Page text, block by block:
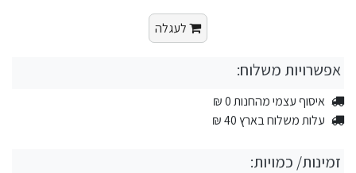
לעגלה
אפשרויות משלוח:
איסוף עצמי מהחנות 0 ₪
עלות משלוח בארץ 40 ₪
זמינות/ כמויות: